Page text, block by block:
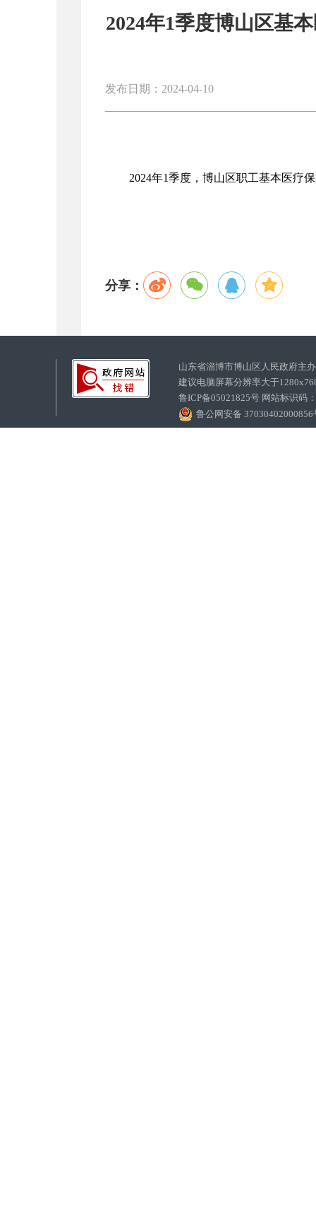
2024年1季度博山区基
发布日期：2024-04-10
2024年1季度，博山区职工基本医疗
分享：
山东省淄博市博山区人民政府
建议电脑屏幕分辨率大于
鲁ICP备05021825号 网站标识码
鲁公网安备 37030402000856